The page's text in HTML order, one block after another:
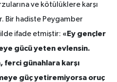
ve kötülüklere karşı
Bir hadiste Peygamber
ifade etmiştir: «Ey gençler
gücü yeten evlensin.
ferci günahlara karşı
güç yetiremiyorsa oruç